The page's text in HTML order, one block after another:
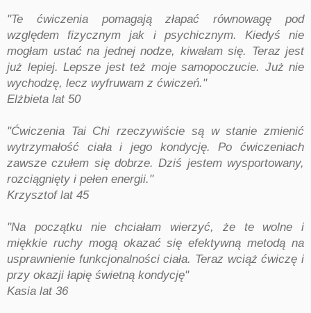
"Te ćwiczenia pomagają złapać równowagę pod
względem fizycznym jak i psychicznym. Kiedyś nie
mogłam ustać na jednej nodze, kiwałam się. Teraz jest
już lepiej. Lepsze jest też moje samopoczucie. Już nie
wychodzę, lecz wyfruwam z ćwiczeń."
Elżbieta lat 50
"Ćwiczenia Tai Chi rzeczywiście są w stanie zmienić
wytrzymałość ciała i jego kondycję. Po ćwiczeniach
zawsze czułem się dobrze. Dziś jestem wysportowany,
rozciągnięty i pełen energii."
Krzysztof lat 45
"Na początku nie chciałam wierzyć, że te wolne i
miękkie ruchy mogą okazać się efektywną metodą na
usprawnienie funkcjonalności ciała. Teraz wciąż ćwiczę i
przy okazji łapię świetną kondycję"
Kasia lat 36